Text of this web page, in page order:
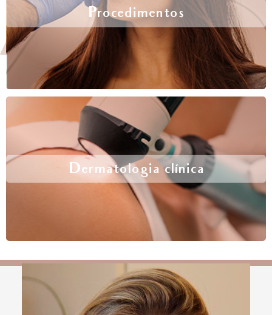
Procedimentos
Dermatologia clínica